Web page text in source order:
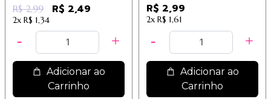
R$ 2,99 R$ 2,49
2x R$ 1,34
Adicionar ao
Carrinho
R$ 2,99
2x R$ 1,61
Adicionar ao
Carrinho